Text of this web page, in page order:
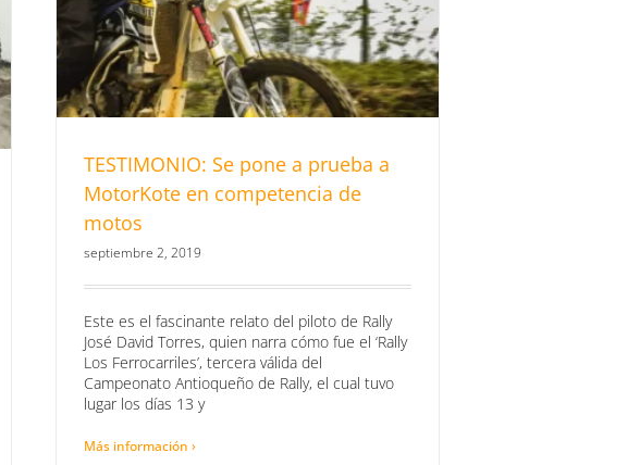
TESTIMONIO: Se pone a prueba a
MotorKote en competencia de
motos
septiembre 2, 2019
Este es el fascinante relato del piloto de Rally
José David Torres, quien narra cómo fue el ‘Rally
Los Ferrocarriles’, tercera válida del
Campeonato Antioqueño de Rally, el cual tuvo
lugar los días 13 y
Más información ›